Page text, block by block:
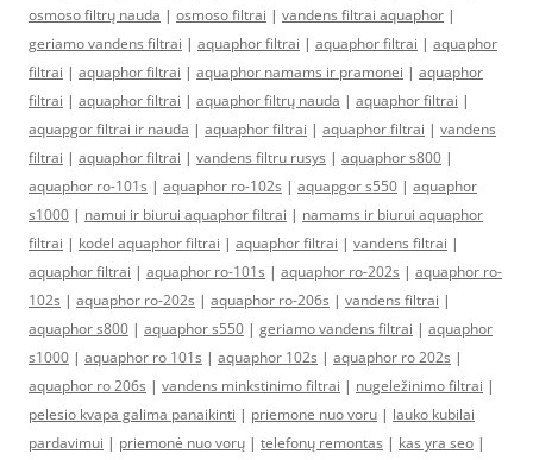
osmoso filtrų nauda | osmoso filtrai | vandens filtrai aquaphor |
geriamo vandens filtrai | aquaphor filtrai | aquaphor filtrai | aquaphor
filtrai | aquaphor filtrai | aquaphor namams ir pramonei | aquaphor
filtrai | aquaphor filtrai | aquaphor filtrų nauda | aquaphor filtrai |
aquapgor filtrai ir nauda | aquaphor filtrai | aquaphor filtrai | vandens
filtrai | aquaphor filtrai | vandens filtru rusys | aquaphor s800 |
aquaphor ro-101s | aquaphor ro-102s | aquapgor s550 | aquaphor
s1000 | namui ir biurui aquaphor filtrai | namams ir biurui aquaphor
filtrai | kodel aquaphor filtrai | aquaphor filtrai | vandens filtrai |
aquaphor filtrai | aquaphor ro-101s | aquaphor ro-202s | aquaphor ro-
102s | aquaphor ro-202s | aquaphor ro-206s | vandens filtrai |
aquaphor s800 | aquaphor s550 | geriamo vandens filtrai | aquaphor
s1000 | aquaphor ro 101s | aquaphor 102s | aquaphor ro 202s |
aquaphor ro 206s | vandens minkstinimo filtrai | nugeležinimo filtrai |
pelesio kvapa galima panaikinti | priemone nuo voru | lauko kubilai
pardavimui | priemonė nuo vorų | telefonų remontas | kas yra seo |